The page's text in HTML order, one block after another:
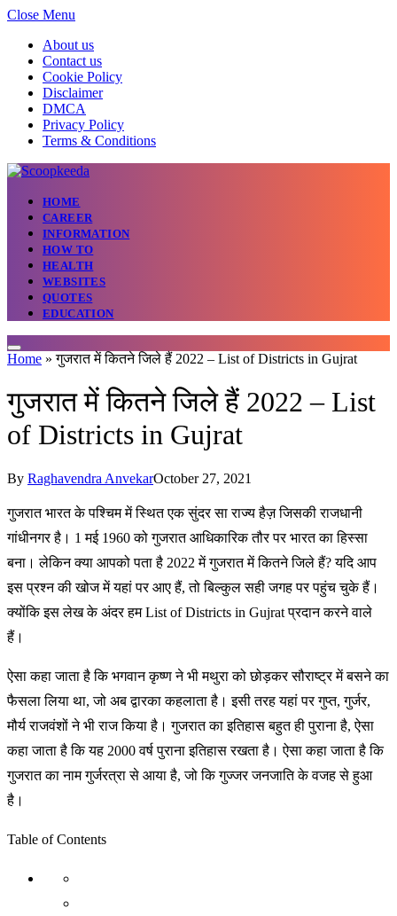
Close Menu
About us
Contact us
Cookie Policy
Disclaimer
DMCA
Privacy Policy
Terms & Conditions
HOME
CAREER
INFORMATION
HOW TO
HEALTH
WEBSITES
QUOTES
EDUCATION
Home »गुजरात में कितने जिले हैं 2022 – List of Districts in Gujrat
गुजरात में कितने जिले हैं 2022 – List
of Districts in Gujrat
By Raghavendra AnvekarOctober 27, 2021
गुजरात भारत के पश्चिम में स्थित एक सुंदर सा राज्य हैज़ जिसकी राजधानी
गांधीनगर है। 1 मई 1960 को गुजरात आधिकारिक तौर पर भारत का हिस्सा
बना। लेकिन क्या आपको पता है 2022 में गुजरात में कितने जिले हैं? यदि आप
इस प्रश्न की खोज में यहां पर आए हैं, तो बिल्कुल सही जगह पर पहुंच चुके हैं।
क्योंकि इस लेख के अंदर हम List of Districts in Gujrat प्रदान करने वाले
हैं।
ऐसा कहा जाता है कि भगवान कृष्ण ने भी मथुरा को छोड़कर सौराष्ट्र में बसने का
फैसला लिया था, जो अब द्वारका कहलाता है। इसी तरह यहां पर गुप्त, गुर्जर,
मौर्य राजवंशों ने भी राज किया है। गुजरात का इतिहास बहुत ही पुराना है, ऐसा
कहा जाता है कि यह 2000 वर्ष पुराना इतिहास रखता है। ऐसा कहा जाता है कि
गुजरात का नाम गुर्जरत्रा से आया है, जो कि गुज्जर जनजाति के वजह से हुआ
है।
Table of Contents